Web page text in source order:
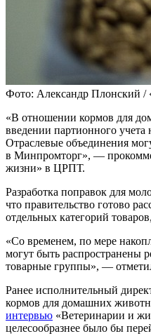
Фото: Александр Плонский
«В отношении кормов для
введении партионного
Отраслевые объединения
в Минпромторг», —
жизни» в ЦРПТ.
Разработка поправок для
что правительство готово
отдельных категорий
«Со временем, по мере
могут быть распространены
товарные группы», —
Ранее исполнительный
кормов для домашних
интервью «Ветеринарии и
целесообразнее было бы